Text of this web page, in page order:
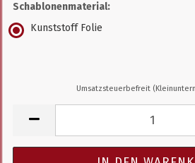
Schablonenmaterial:
Kunststoff Folie
Umsatzsteuerbefreit